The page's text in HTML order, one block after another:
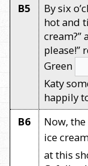
B5
By six
hot and
cream?”
please!”
Green
Katy
happily
B6
Now,
ice
at this